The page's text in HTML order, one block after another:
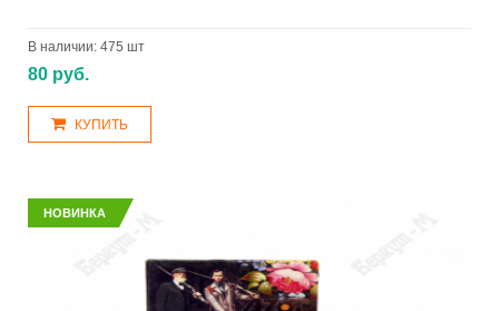
В наличии: 475 шт
80 руб.
КУПИТЬ
НОВИНКА